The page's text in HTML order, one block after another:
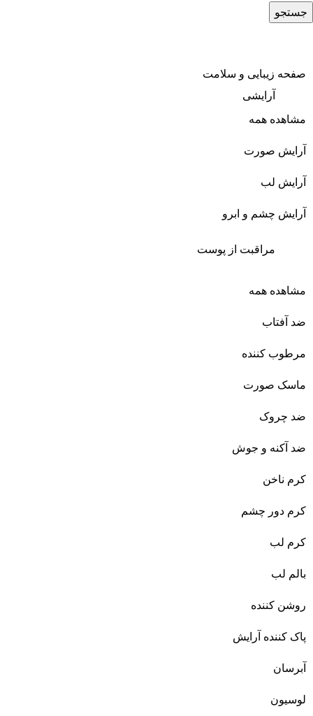
جستجو
صفحه زیبایی و سلامت
آرایشی
مشاهده همه
آرایش صورت
آرایش لب
آرایش چشم و ابرو
مراقبت از پوست
مشاهده همه
ضد آفتاب
مرطوب کننده
ماسک صورت
ضد چروک
ضد آکنه و جوش
کرم ناخن
کرم دور چشم
کرم لب
بالم لب
روشن کننده
پاک کننده آرایش
آبرسان
لوسیون